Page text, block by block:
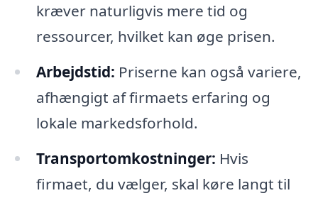
kræver naturligvis mere tid og
ressourcer, hvilket kan øge prisen.
Arbejdstid: Priserne kan også variere,
afhængigt af firmaets erfaring og
lokale markedsforhold.
Transportomkostninger: Hvis
firmaet, du vælger, skal køre langt til